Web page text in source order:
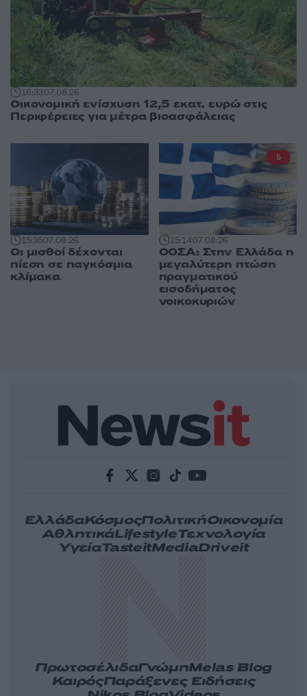
16:3307.08.26
Οικονομική ενίσχυση 12,5 εκατ. ευρώ στις
Περιφέρειες για μέτρα βιοασφάλειας
15:3507.08.26
Οι μισθοί δέχονται
πίεση σε παγκόσμια
κλίμακα
15:1407.08.26
ΟΟΣΑ: Στην Ελλάδα η
μεγαλύτερη πτώση
πραγματικού
εισοδήματος
νοικοκυριών
5
ΕλλάδαΚόσμοςΠολιτικήΟικονομία
ΑθλητικάLifestyleΤεχνολογία
ΥγείαTasteitMediaDriveit
ΠρωτοσέλιδαΓνώμηMelas Blog
ΚαιρόςΠαράξενες Ειδήσεις